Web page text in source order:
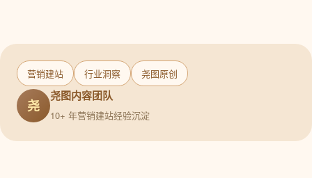
营销建站 行业洞察 尧图原创
尧
尧图内容团队
10+ 年营销建站经验沉淀